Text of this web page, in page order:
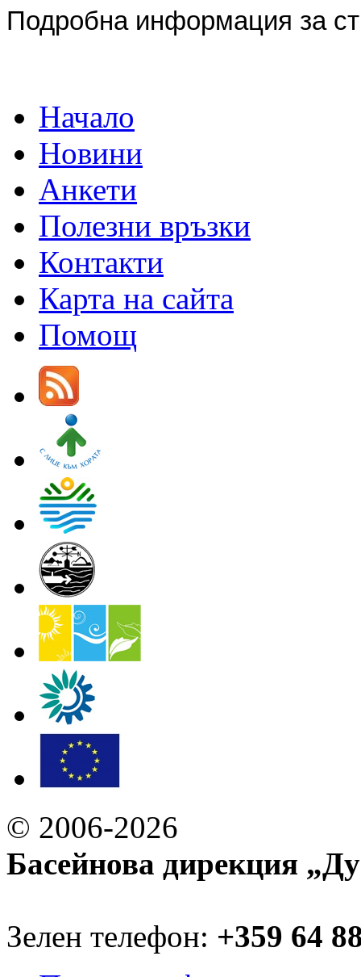
Подробна информация за
Начало
Новини
Анкети
Полезни връзки
Контакти
Карта на сайта
Помощ
© 2006-2026
Басейнова дирекция
Зелен телефон: +359 64